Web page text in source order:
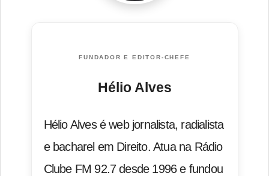
FUNDADOR E EDITOR-CHEFE
Hélio Alves
Hélio Alves é web jornalista, radialista
e bacharel em Direito. Atua na Rádio
Clube FM 92.7 desde 1996 e fundou